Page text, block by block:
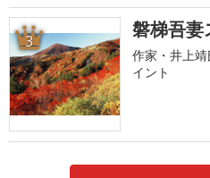
3 磐梯吾妻
作家・井上
イント